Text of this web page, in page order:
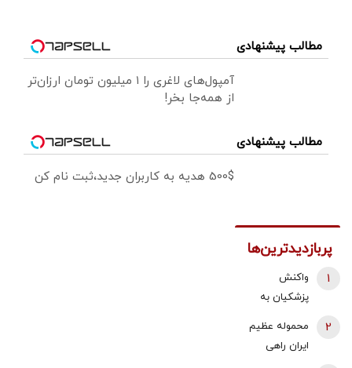
مطالب پیشنهادی
آمپول‌های لاغری را ۱ میلیون تومان ارزان‌تر
از همه‌جا بخر!
مطالب پیشنهادی
500$ هدیه به کاربران جدید،ثبت نام کن
پربازدیدترین‌ها
واکنش
پزشکیان به
دبیری شعام/
1
محموله عظیم
ایران راهی
2